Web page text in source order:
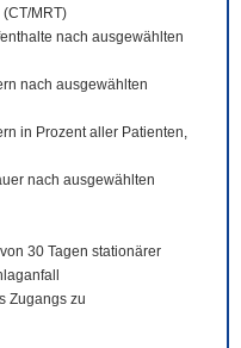
MRT)
nach ausgewählten
nach ausgewählten
in Prozent aller Patienten,
nach ausgewählten
30 Tagen stationärer
Zugangs zu